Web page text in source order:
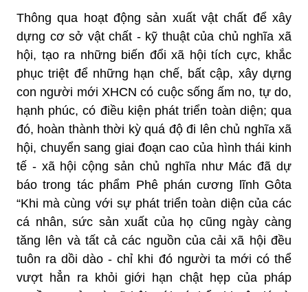
Thông qua hoạt động sản xuất vật chất để xây
dựng cơ sở vật chất - kỹ thuật của chủ nghĩa xã
hội, tạo ra những biến đổi xã hội tích cực, khắc
phục triệt để những hạn chế, bất cập, xây dựng
con người mới XHCN có cuộc sống ấm no, tự do,
hạnh phúc, có điều kiện phát triển toàn diện; qua
đó, hoàn thành thời kỳ quá độ đi lên chủ nghĩa xã
hội, chuyển sang giai đoạn cao của hình thái kinh
tế - xã hội cộng sản chủ nghĩa như Mác đã dự
báo trong tác phẩm Phê phán cương lĩnh Gôta
“Khi mà cùng với sự phát triển toàn diện của các
cá nhân, sức sản xuất của họ cũng ngày càng
tăng lên và tất cả các nguồn của cải xã hội đều
tuôn ra dồi dào - chỉ khi đó người ta mới có thể
vượt hẳn ra khỏi giới hạn chật hẹp của pháp